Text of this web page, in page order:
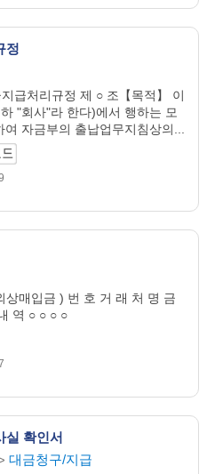
정
급처리규정 제 ○ 조【목적】 이
"회사"라 한다)에서 행하는 모
자금부의 출납업무지침상의...
상매입금 ) 번 호 거 래 처 명 금
역 ○ ○ ○ ○
실 확인서
대금청구/지급